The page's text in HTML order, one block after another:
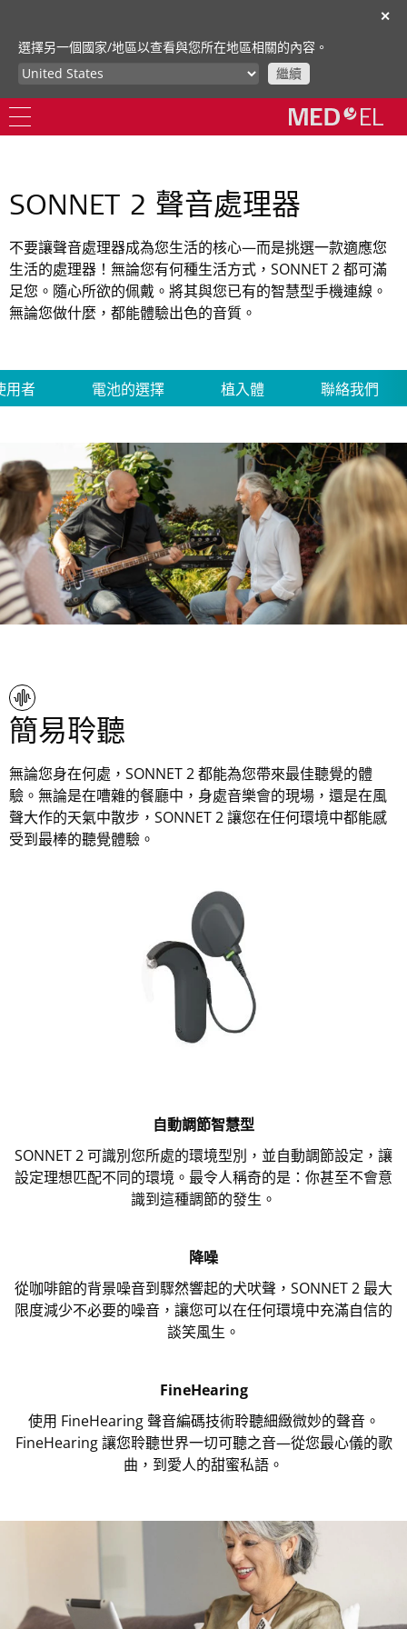
✕
選擇另一個國家/地區以查看與您所在地區相關的內容。
繼續
SONNET 2 聲音處理器
不要讓聲音處理器成為您生活的核心—而是挑選一款適應您
生活的處理器！無論您有何種生活方式，SONNET 2 都可滿
足您。隨心所欲的佩戴。將其與您已有的智慧型手機連線。
無論您做什麼，都能體驗出色的音質。
用者 電池的選擇 植入體 聯絡我們
簡易聆聽
無論您身在何處，SONNET 2 都能為您帶來最佳聽覺的體
驗。無論是在嘈雜的餐廳中，身處音樂會的現場，還是在風
聲大作的天氣中散步，SONNET 2 讓您在任何環境中都能感
受到最棒的聽覺體驗。
自動調節智慧型
SONNET 2 可識別您所處的環境型別，並自動調節設定，讓
設定理想匹配不同的環境。最令人稱奇的是：你甚至不會意
識到這種調節的發生。
降噪
從咖啡館的背景噪音到驟然響起的犬吠聲，SONNET 2 最大
限度減少不必要的噪音，讓您可以在任何環境中充滿自信的
談笑風生。
FineHearing
使用 FineHearing 聲音編碼技術聆聽細緻微妙的聲音。
FineHearing 讓您聆聽世界一切可聽之音—從您最心儀的歌
曲，到愛人的甜蜜私語。